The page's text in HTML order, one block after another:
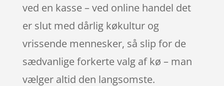
ved en kasse – ved online handel det
er slut med dårlig køkultur og
vrissende mennesker, så slip for de
sædvanlige forkerte valg af kø – man
vælger altid den langsomste.